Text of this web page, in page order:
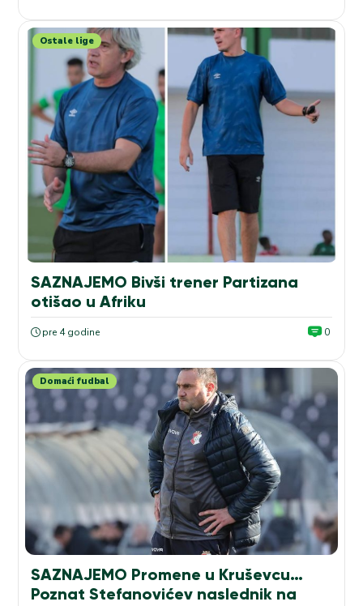
Ostale lige
SAZNAJEMO Bivši trener Partizana
otišao u Afriku
pre 4 godine 0
Domaći fudbal
SAZNAJEMO Promene u Kruševcu…
Poznat Stefanovićev naslednik na